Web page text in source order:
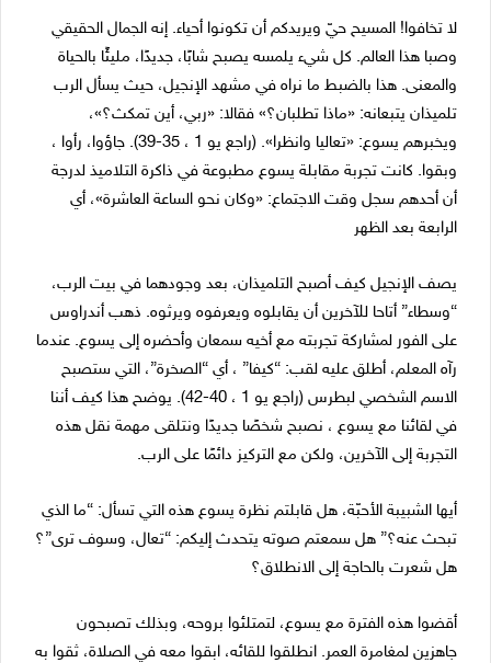
لا تخافوا! المسيح حيّ ويريدكم أن تكونوا أحياء. إنه الجمال الحقيقي
وصبا هذا العالم. كل شيء يلمسه يصبح شابًا، جديدًا، مليئًا بالحياة
والمعنى. هذا بالضبط ما نراه في مشهد الإنجيل، حيث يسأل الرب
تلميذان يتبعانه: «ماذا تطلبان؟» فقالا: «ربي، أين تمكث؟»،
ويخبرهم يسوع: «تعاليا وانظرا». (راجع يو ​​1 ، 35-39). جاؤوا، رأوا ،
وبقوا. كانت تجربة مقابلة يسوع مطبوعة في ذاكرة التلاميذ لدرجة
أن أحدهم سجل وقت الاجتماع: «وكان نحو الساعة العاشرة»، أي
الرابعة بعد الظهر
يصف الإنجيل كيف أصبح التلميذان، بعد وجودهما في بيت الرب،
“وسطاء” أتاحا للآخرين أن يقابلوه ويعرفوه ويرثوه. ذهب أندراوس
على الفور لمشاركة تجربته مع أخيه سمعان وأحضره إلى يسوع. عندما
رآه المعلم، أطلق عليه لقب: “كيفا” ، أي “الصخرة”، التي ستصبح
الاسم الشخصي لبطرس (راجع يو ​​1 ، 40-42). يوضح هذا كيف أننا
في لقائنا مع يسوع ، نصبح شخصًا جديدًا ونتلقى مهمة نقل هذه
التجربة إلى الآخرين، ولكن مع التركيز دائمًا على الرب.
أيها الشبيبة الأحبّة، هل قابلتم نظرة يسوع هذه التي تسأل: “ما الذي
تبحث عنه؟” هل سمعتم صوته يتحدث إليكم: “تعال، وسوف ترى”؟
هل شعرت بالحاجة إلى الانطلاق؟
أقضوا هذه الفترة مع يسوع، لتمتلئوا بروحه، وبذلك تصبحون
جاهزين لمغامرة العمر. انطلقوا للقائه، ابقوا معه في الصلاة، ثقوا به